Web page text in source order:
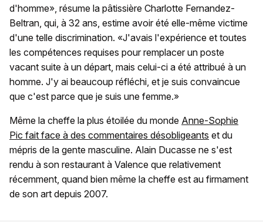
d'homme», résume la pâtissière Charlotte Fernandez-
Beltran, qui, à 32 ans, estime avoir été elle-même victime
d'une telle discrimination. «J'avais l'expérience et toutes
les compétences requises pour remplacer un poste
vacant suite à un départ, mais celui-ci a été attribué à un
homme. J'y ai beaucoup réfléchi, et je suis convaincue
que c'est parce que je suis une femme.»
Même la cheffe la plus étoilée du monde Anne-Sophie
Pic fait face à des commentaires désobligeants et du
mépris de la gente masculine. Alain Ducasse ne s'est
rendu à son restaurant à Valence que relativement
récemment, quand bien même la cheffe est au firmament
de son art depuis 2007.